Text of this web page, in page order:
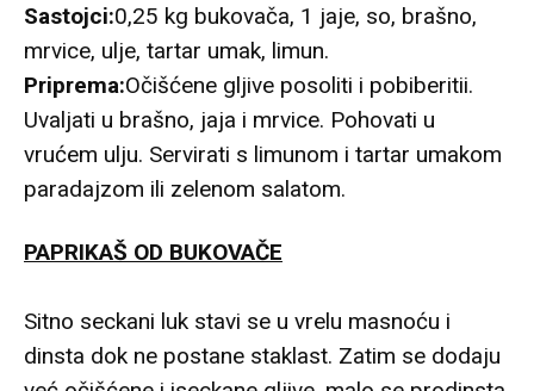
Sastojci:0,25 kg bukovača, 1 jaje, so, brašno,
mrvice, ulje, tartar umak, limun.
Priprema:Očišćene gljive posoliti i pobiberitii.
Uvaljati u brašno, jaja i mrvice. Pohovati u
vrućem ulju. Servirati s limunom i tartar umakom
paradajzom ili zelenom salatom.
PAPRIKAŠ OD BUKOVAČE
Sitno seckani luk stavi se u vrelu masnoću i
dinsta dok ne postane staklast. Zatim se dodaju